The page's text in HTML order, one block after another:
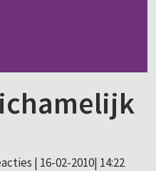
| 16-02-2010| 14:22